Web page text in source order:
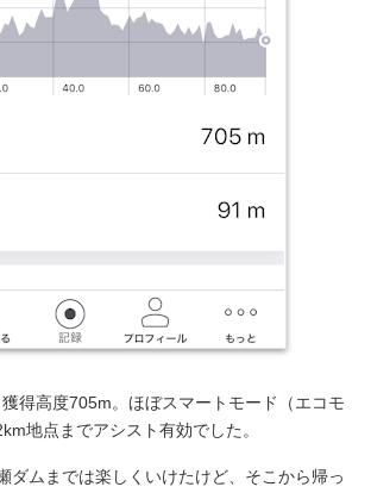
得高度705m。ほぼスマートモード（エコモ
地点までアシスト有効でした。
ダムまでは楽しくいけたけど、そこから帰っ